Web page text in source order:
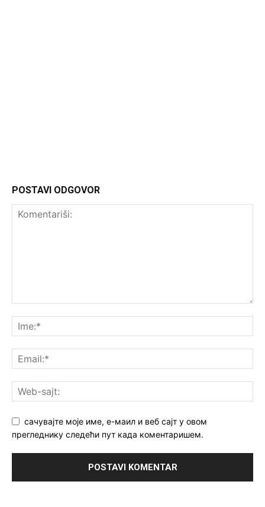
POSTAVI ODGOVOR
сачувајте моје име, е-маил и веб сајт у овом
прегледнику следећи пут када коментаришем.